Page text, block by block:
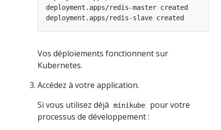
Vos déploiements fonctionnent sur
Kubernetes.
Accédez à votre application.
Si vous utilisez déjà
minikube
pour votre
processus de développement :